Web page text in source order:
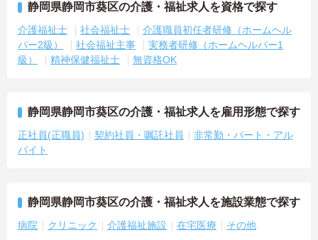
静岡県静岡市葵区の介護・福祉求人を資格で探す
介護福祉士 社会福祉士
介護職員初任者研修（ホームヘル
パー2級）
社会福祉主事
実務者研修（ホームヘルパー1
級）
精神保健福祉士 無資格OK
静岡県静岡市葵区の介護・福祉求人を雇用形態で探す
正社員(正職員) 契約社員・嘱託社員
非常勤・パート・アル
バイト
静岡県静岡市葵区の介護・福祉求人を施設業態で探す
病院 クリニック 介護福祉施設 在宅医療 その他